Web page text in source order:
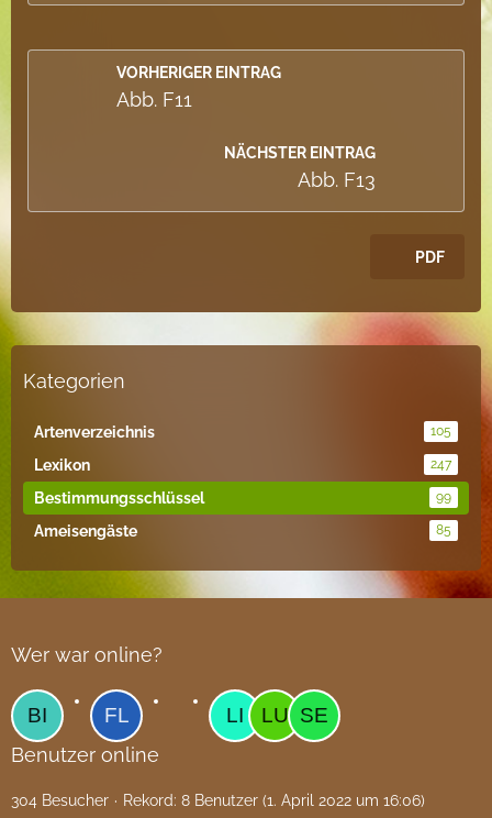
VORHERIGER EINTRAG
Abb. F11
NÄCHSTER EINTRAG
Abb. F13
PDF
Kategorien
Artenverzeichnis 105
Lexikon 247
Bestimmungsschlüssel 99
Ameisengäste 85
Wer war online?
Benutzer online
304 Besucher Rekord: 8 Benutzer (1. April 2022 um 16:06)